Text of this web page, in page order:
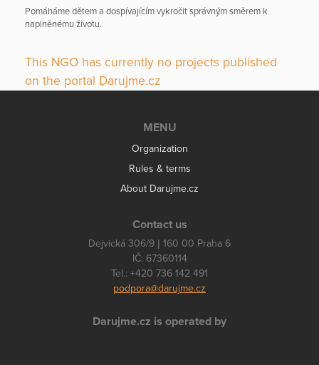
Pomáháme dětem a dospívajícím vykročit správným směrem k
naplněnému životu.
This NGO has currently no projects published
on the portal Darujme.cz
MENU
Organization
Rules & terms
About Darujme.cz
Contact us
Dejvická 306/9 | 160 00 Praha 6
IČ: 67360114
Tel.: +420 736 142 491
podpora@darujme.cz
Darujme.cz is operated by